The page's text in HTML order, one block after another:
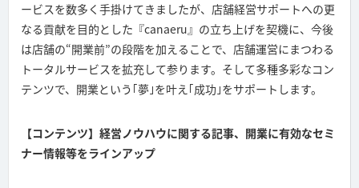
ービスを数多く手掛けてきましたが、店舗経営サポートへの更
なる貢献を目的とした『canaeru』の立ち上げを契機に、今後
は店舗の“開業前”の段階を加えることで、店舗運営にまつわる
トータルサービスを拡充して参ります。そして多種多彩なコン
テンツで、開業という｢夢｣を叶え｢成功｣をサポートします。
【コンテンツ】経営ノウハウに関する記事、開業に有効なセミ
ナー情報等をラインアップ